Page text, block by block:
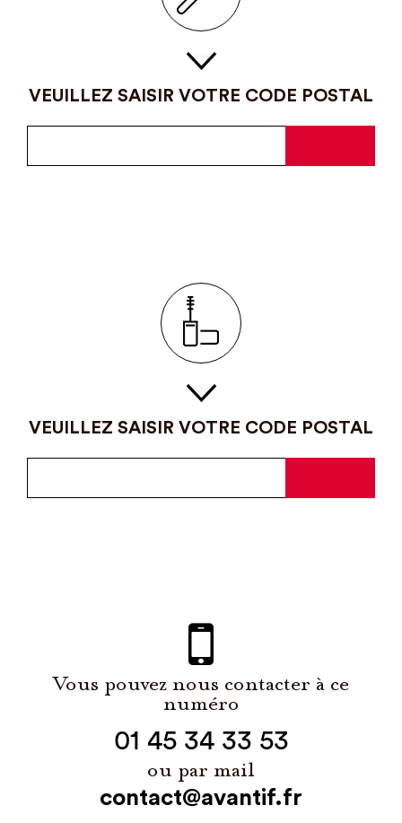
VEUILLEZ SAISIR VOTRE CODE POSTAL
VEUILLEZ SAISIR VOTRE CODE POSTAL
Vous pouvez nous contacter à ce
numéro
01 45 34 33 53
ou par mail
contact@avantif.fr